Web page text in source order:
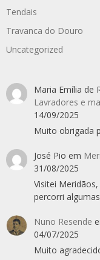
Tendais
Travanca do Douro
Uncategorized
Maria Emília de
Lavradores e
14/09/2025
Muito obrigada
José Pio em
31/08/2025
Visitei
percorri
Nuno Resende
04/07/2025
Muito